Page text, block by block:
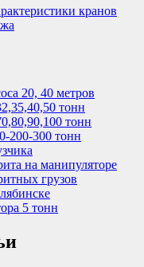
кранов
20, 40 метров
тонн
тонн
200-300 тонн
на манипуляторе
грузов
5 тонн